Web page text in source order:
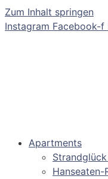
Zum Inhalt springen
Instagram Facebook-f
Apartments
Hanseaten-